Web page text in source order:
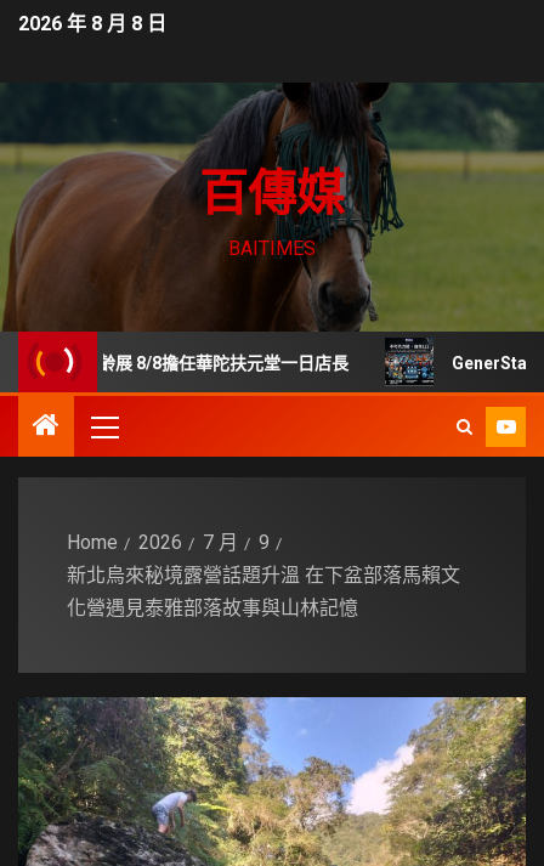
2026 年 8 月 8 日
百傳媒
BAITIMES
樂齡展 8/8擔任華陀扶元堂一日店長 GenerStand 擬推「
Home 2026 7 月
9
新北烏來秘境露營話題升溫 在下盆部落馬賴文
化營遇見泰雅部落故事與山林記憶